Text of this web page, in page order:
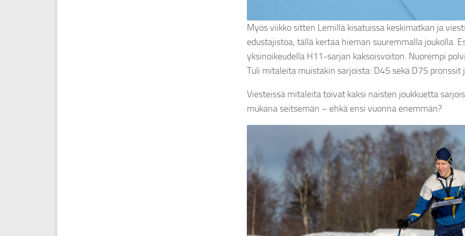
Myös viikko sitten Lemillä kisatuissa keskimatkan ja
edustajistoa, tällä kertaa hieman suuremmalla joukolla.
yksinoikeudella H11-sarjan kaksoisvoiton. Nuorempi
Tuli mitaleita muistakin sarjoista: D45 sekä D75 pronssit
Viesteissä mitaleita toivat kaksi naisten joukkuetta
mukana seitsemän – ehkä ensi vuonna enemmän?